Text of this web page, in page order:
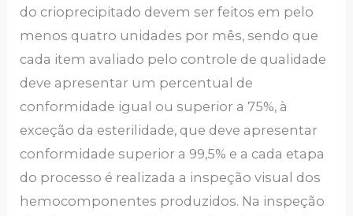
do crioprecipitado devem ser feitos em pelo
menos quatro unidades por mês, sendo que
cada item avaliado pelo controle de qualidade
deve apresentar um percentual de
conformidade igual ou superior a 75%, à
exceção da esterilidade, que deve apresentar
conformidade superior a 99,5% e a cada etapa
do processo é realizada a inspeção visual dos
hemocomponentes produzidos. Na inspeção